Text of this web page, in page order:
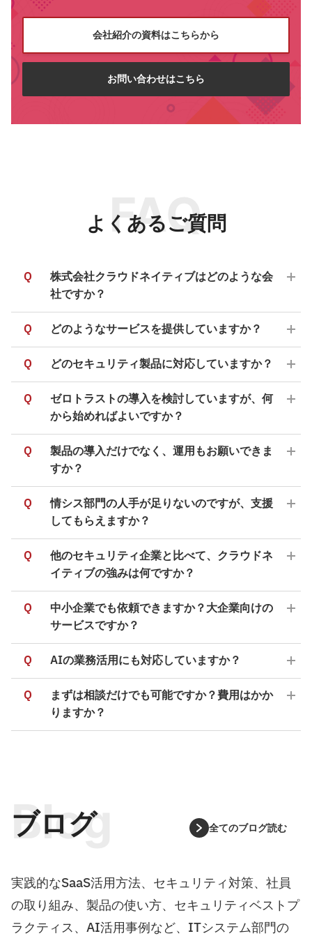
会社紹介の資料はこちらから
お問い合わせはこちら
よくあるご質問
FAQ
Q
株式会社クラウドネイティブはどのような会
社ですか？
Q どのようなサービスを提供していますか？
Q どのセキュリティ製品に対応していますか？
Q
ゼロトラストの導入を検討していますが、何
から始めればよいですか？
Q
製品の導入だけでなく、運用もお願いできま
すか？
Q
情シス部門の人手が足りないのですが、支援
してもらえますか？
Q
他のセキュリティ企業と比べて、クラウドネ
イティブの強みは何ですか？
Q
中小企業でも依頼できますか？大企業向けの
サービスですか？
Q AIの業務活用にも対応していますか？
Q
まずは相談だけでも可能ですか？費用はかか
りますか？
ブログ
Blog 全てのブログ読む
実践的なSaaS活用方法、セキュリティ対策、社員
の取り組み、製品の使い方、セキュリティベストプ
ラクティス、AI活用事例など、ITシステム部門の